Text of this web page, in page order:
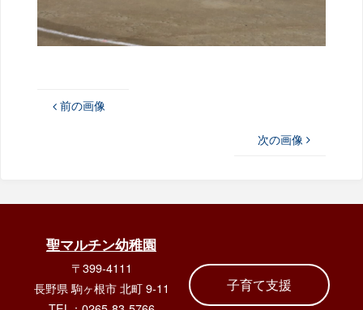
前の画像
次の画像
聖マルチン幼稚園
〒399-4111
長野県 駒ヶ根市 北町 9-11
子育て支援